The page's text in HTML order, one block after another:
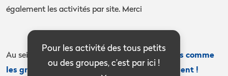
Pour les activité des tous petits
ou des groupes, c’est par ici !
également les activités par site. Merci
Au sein des stations de la Drôme,pour les petits comme
les grands , différentes activités vous attendent !​